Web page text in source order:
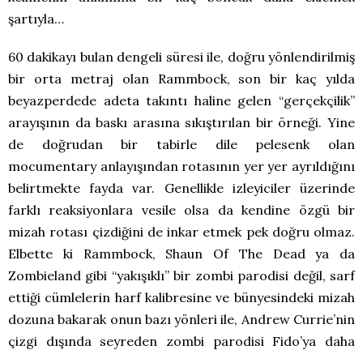
şartıyla…
60 dakikayı bulan dengeli süresi ile, doğru yönlendirilmiş
bir orta metraj olan Rammbock, son bir kaç yılda
beyazperdede adeta takıntı haline gelen “gerçekçilik”
arayışının da baskı arasına sıkıştırılan bir örneği. Yine
de doğrudan bir tabirle dile pelesenk olan
mocumentary anlayışından rotasının yer yer ayrıldığını
belirtmekte fayda var. Genellikle izleyiciler üzerinde
farklı reaksiyonlara vesile olsa da kendine özgü bir
mizah rotası çizdiğini de inkar etmek pek doğru olmaz.
Elbette ki Rammbock, Shaun Of The Dead ya da
Zombieland gibi “yakışıklı” bir zombi parodisi değil, sarf
ettiği cümlelerin harf kalibresine ve bünyesindeki mizah
dozuna bakarak onun bazı yönleri ile, Andrew Currie’nin
çizgi dışında seyreden zombi parodisi Fido’ya daha